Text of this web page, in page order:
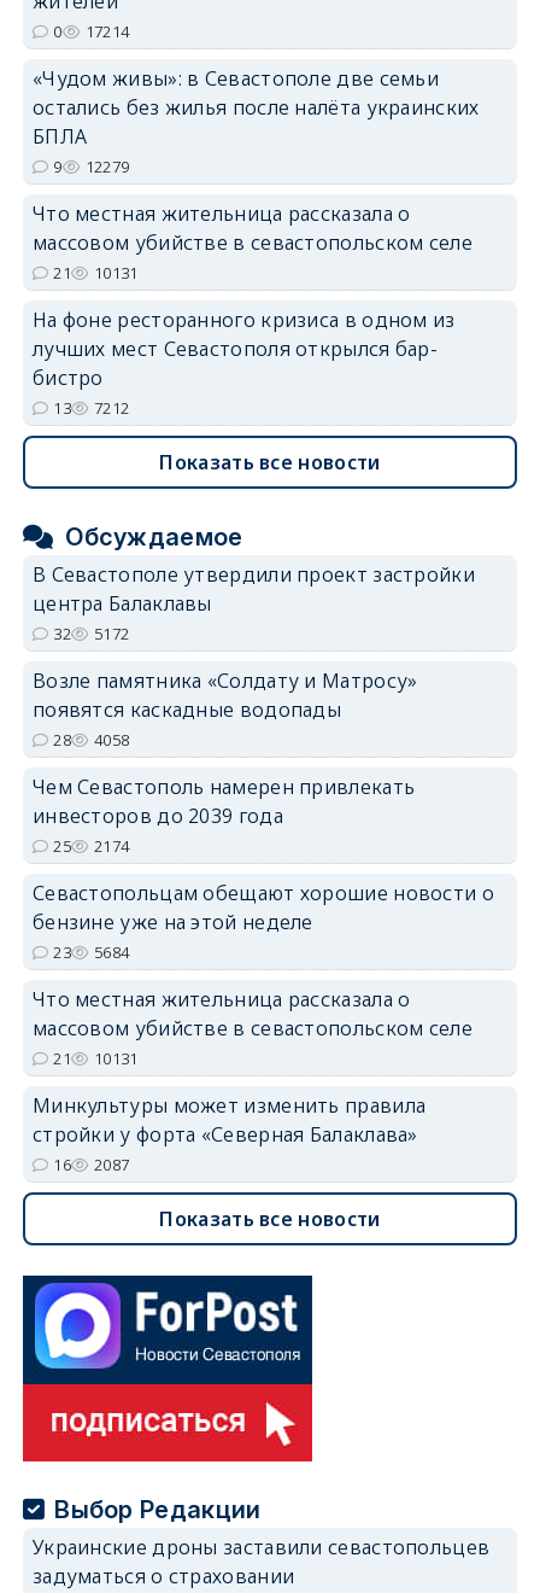
erid: 2SDnjdvhGXG
0 17214
«Чудом живы»: в Севастополе две семьи
остались без жилья после налёта украинских
БПЛА
9 12279
Что местная жительница рассказала о
массовом убийстве в севастопольском селе
21 10131
На фоне ресторанного кризиса в одном из
лучших мест Севастополя открылся бар-
бистро
13 7212
Показать все новости
Обсуждаемое
В Севастополе утвердили проект застройки
центра Балаклавы
32 5172
Возле памятника «Солдату и Матросу»
появятся каскадные водопады
28 4058
Чем Севастополь намерен привлекать
инвесторов до 2039 года
25 2174
Севастопольцам обещают хорошие новости о
бензине уже на этой неделе
23 5684
Что местная жительница рассказала о
массовом убийстве в севастопольском селе
21 10131
Минкультуры может изменить правила
стройки у форта «Северная Балаклава»
16 2087
Показать все новости
Выбор Редакции
Украинские дроны заставили севастопольцев
задуматься о страховании